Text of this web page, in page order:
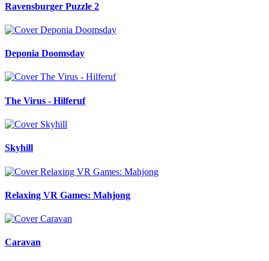
Ravensburger Puzzle 2
Deponia Doomsday
The Virus - Hilferuf
Skyhill
Relaxing VR Games: Mahjong
Caravan